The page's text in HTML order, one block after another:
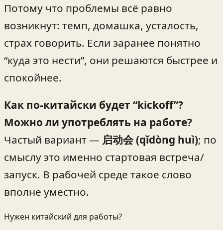
Потому что проблемы всё равно
возникнут: темп, домашка, усталость,
страх говорить. Если заранее понятно
“куда это нести”, они решаются быстрее и
спокойнее.
Как по-китайски будет “kickoff”?
Можно ли употреблять на работе?
Частый вариант — 启动会 (qǐdòng huì); по
смыслу это именно стартовая встреча/
запуск. В рабочей среде такое слово
вполне уместно.
Нужен китайский для работы?